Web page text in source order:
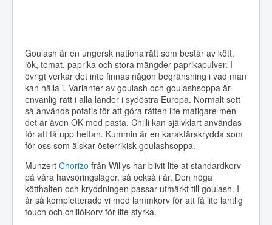
Goulash är en ungersk nationalrätt som består av kött,
lök, tomat, paprika och stora mängder paprikapulver. I
övrigt verkar det inte finnas någon begränsning i vad man
kan hälla i. Varianter av goulash och goulashsoppa är
envanlig rätt i alla länder i sydöstra Europa. Normalt sett
så används potatis för att göra rätten lite matigare men
det är även OK med pasta. Chilli kan självklart användas
för att få upp hettan. Kummin är en karaktärskrydda som
för oss som älskar österrikisk goulashsoppa.
Munzert Chorizo från Willys har blivit lite at standardkorv
på våra havsöringsläger, så också i år. Den höga
kötthalten och kryddningen passar utmärkt till goulash. I
år så kompletterade vi med lammkorv för att få lite lantlig
touch och chiliölkorv för lite styrka.